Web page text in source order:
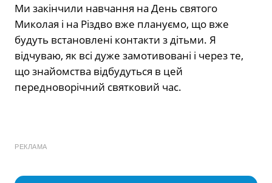
Ми закінчили навчання на День святого
Миколая і на Різдво вже плануємо, що вже
будуть встановлені контакти з дітьми. Я
відчуваю, як всі дуже замотивовані і через те,
що знайомства відбудуться в цей
передноворічний святковий час.
РЕКЛАМА